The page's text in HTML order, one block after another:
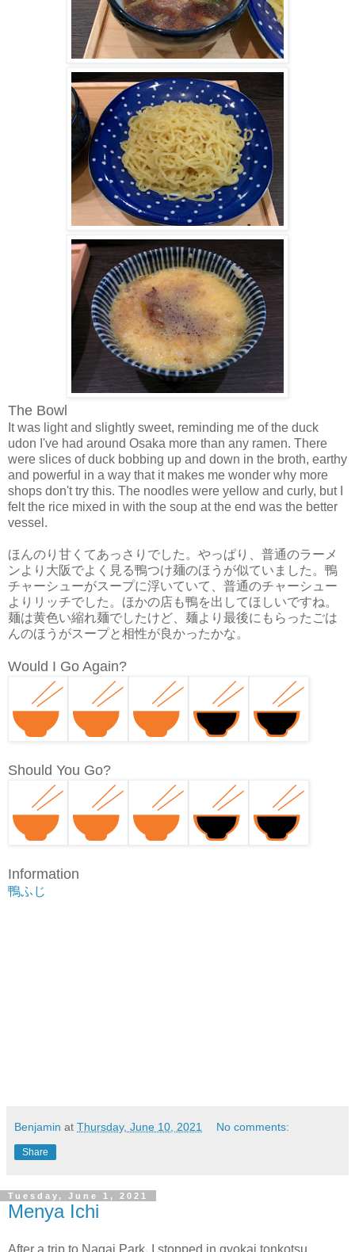
The Bowl
It was light and slightly sweet, reminding me of the duck
udon I've had around Osaka more than any ramen. There
were slices of duck bobbing up and down in the broth, earthy
and powerful in a way that it makes me wonder why more
shops don't try this. The noodles were yellow and curly, but I
felt the rice mixed in with the soup at the end was the better
vessel.
ほんのり甘くてあっさりでした。やっぱり、普通のラーメ
ンより大阪でよく見る鴨つけ麺のほうが似ていました。鴨
チャーシューがスープに浮いていて、普通のチャーシュー
よりリッチでした。ほかの店も鴨を出してほしいですね。
麺は黄色い縮れ麺でしたけど、麺より最後にもらったごは
んのほうがスープと相性が良かったかな。
Would I Go Again?
Should You Go?
Information
鴨ふじ
Benjamin at Thursday, June 10, 2021 No comments:
Share
Tuesday, June 1, 2021
Menya Ichi
After a trip to Nagai Park, I stopped in gyokai tonkotsu